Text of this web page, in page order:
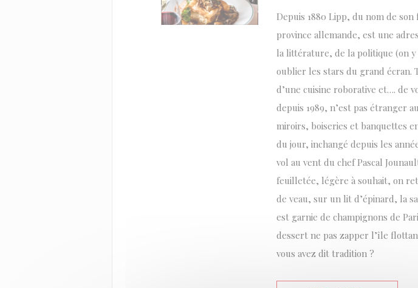
Depuis 1880 Lipp, du nom de
province allemande, est une
la littérature, de la politique (on
oublier les stars du grand écran.
d’une cuisine roborative et…. de
depuis 1989, n’est pas étranger
miroirs, boiseries et banquettes
du jour, inchangé depuis les
vol au vent du chef Pascal
feuilletée, légère à souhait, on
de veau, sur un lit d’épinard, la
est garnie de champignons de
dessert ne pas zapper l’île
vous avez dit tradition ?